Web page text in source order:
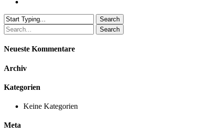
Search
Close
Search
Search
Neueste Kommentare
Archiv
Kategorien
Keine Kategorien
Meta